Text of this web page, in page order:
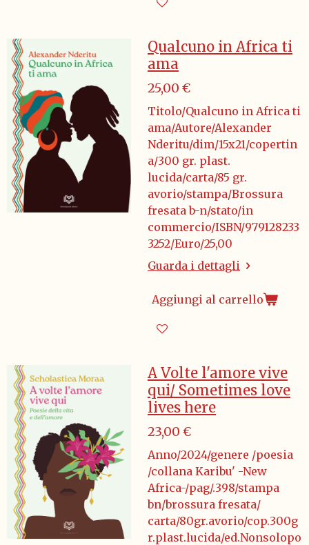
Qualcuno in Africa ti
ama
25,00 €
Titolo/Qualcuno in Africa ti
ama/Autore/Alexander
Nderitu/dim/15x21/copertin
a/300 gr. plast.
lucida/carta/85 gr.
avorio/stampa/Brossura
fresata b-n/stato/in
commercio/ISBN/979128233
3252/Euro/25,00
Guarda i dettagli
Aggiungi al carrello
A Volte l'amore vive
qui/ Sometimes love
lives here
23,00 €
Anno/2024/genere /poesia
/collana Karibu' -New
Africa-/pag/.398/stampa
bn/brossura fresata/
carta/80gr.avorio/cop.300g
r.plast.lucida/ed.Nonsolopo